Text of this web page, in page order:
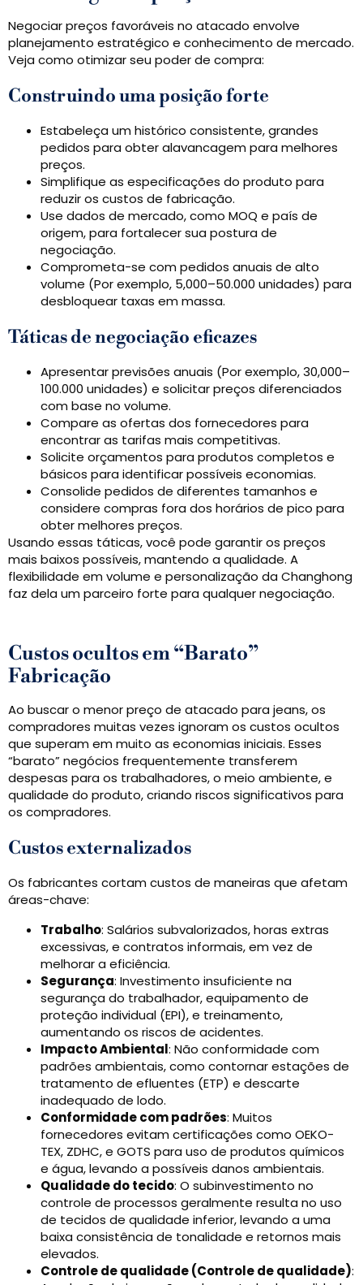
Negociar preços favoráveis ​​no atacado envolve
planejamento estratégico e conhecimento de mercado.
Veja como otimizar seu poder de compra:
Construindo uma posição forte
Estabeleça um histórico consistente, grandes
pedidos para obter alavancagem para melhores
preços.
Simplifique as especificações do produto para
reduzir os custos de fabricação.
Use dados de mercado, como MOQ e país de
origem, para fortalecer sua postura de
negociação.
Comprometa-se com pedidos anuais de alto
volume (Por exemplo, 5,000–50.000 unidades) para
desbloquear taxas em massa.
Táticas de negociação eficazes
Apresentar previsões anuais (Por exemplo, 30,000–
100.000 unidades) e solicitar preços diferenciados
com base no volume.
Compare as ofertas dos fornecedores para
encontrar as tarifas mais competitivas.
Solicite orçamentos para produtos completos e
básicos para identificar possíveis economias.
Consolide pedidos de diferentes tamanhos e
considere compras fora dos horários de pico para
obter melhores preços.
Usando essas táticas, você pode garantir os preços
mais baixos possíveis, mantendo a qualidade. A
flexibilidade em volume e personalização da Changhong
faz dela um parceiro forte para qualquer negociação.
Custos ocultos em “Barato”
Fabricação
Ao buscar o menor preço de atacado para jeans, os
compradores muitas vezes ignoram os custos ocultos
que superam em muito as economias iniciais. Esses
“barato” negócios frequentemente transferem
despesas para os trabalhadores, o meio ambiente, e
qualidade do produto, criando riscos significativos para
os compradores.
Custos externalizados
Os fabricantes cortam custos de maneiras que afetam
áreas-chave:
Trabalho: Salários subvalorizados, horas extras
excessivas, e contratos informais, em vez de
melhorar a eficiência.
Segurança: Investimento insuficiente na
segurança do trabalhador, equipamento de
proteção individual (EPI), e treinamento,
aumentando os riscos de acidentes.
Impacto Ambiental: Não conformidade com
padrões ambientais, como contornar estações de
tratamento de efluentes (ETP) e descarte
inadequado de lodo.
Conformidade com padrões: Muitos
fornecedores evitam certificações como OEKO-
TEX, ZDHC, e GOTS para uso de produtos químicos
e água, levando a possíveis danos ambientais.
Qualidade do tecido: O subinvestimento no
controle de processos geralmente resulta no uso
de tecidos de qualidade inferior, levando a uma
baixa consistência de tonalidade e retornos mais
elevados.
Controle de qualidade (Controle de qualidade):